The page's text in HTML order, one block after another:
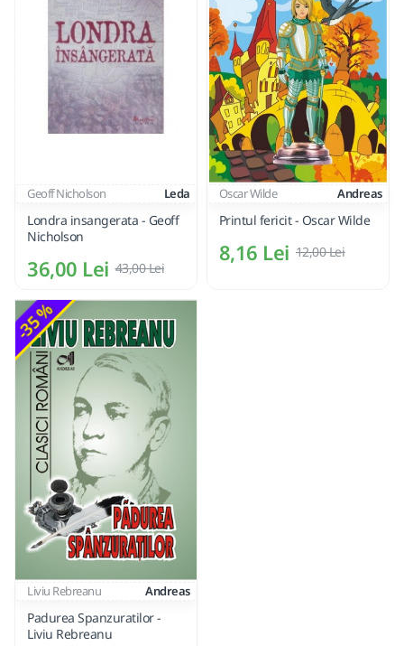
Geoff Nicholson Leda
Londra insangerata - Geoff
Nicholson
36,00 Lei 43,00 Lei
Oscar Wilde Andreas
Printul fericit - Oscar Wilde
8,16 Lei 12,00 Lei
-35 %
Liviu Rebreanu Andreas
Padurea Spanzuratilor -
Liviu Rebreanu